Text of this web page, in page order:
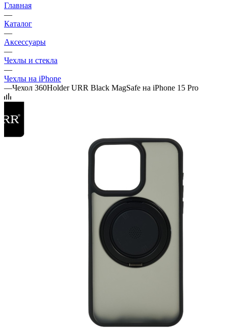
Главная
—
Каталог
—
Аксессуары
—
Чехлы и стекла
—
Чехлы на iPhone
—Чехол 360Holder URR Black MagSafe на iPhone 15 Pro